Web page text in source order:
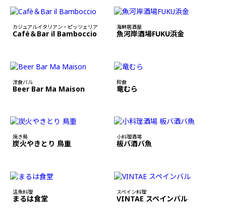
カジュアルイタリアン・ピッツェリア
Cafè＆Bar il Bamboccio
海鮮居酒屋
魚河岸酒場FUKU浜金
洋食バル
Beer Bar Ma Maison
和食
竜むら
焼き鳥
炭火やきとり 鳥重
小料理酒場
板バ酒バ魚
活魚料理
まるは食堂
スペイン料理
VINTAE スペインバル